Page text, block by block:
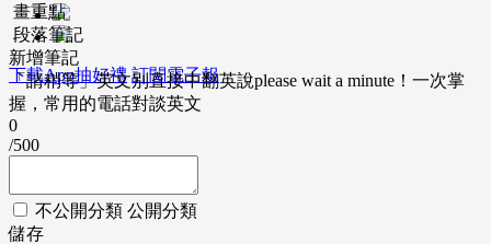
下載App抽好禮 訂閱電子報
畫重點
段落筆記
新增筆記
「請稍等」英文別直接中翻英說please wait a minute！一次掌
握，常用的電話對談英文
0
/500
不公開分類 公開分類
儲存